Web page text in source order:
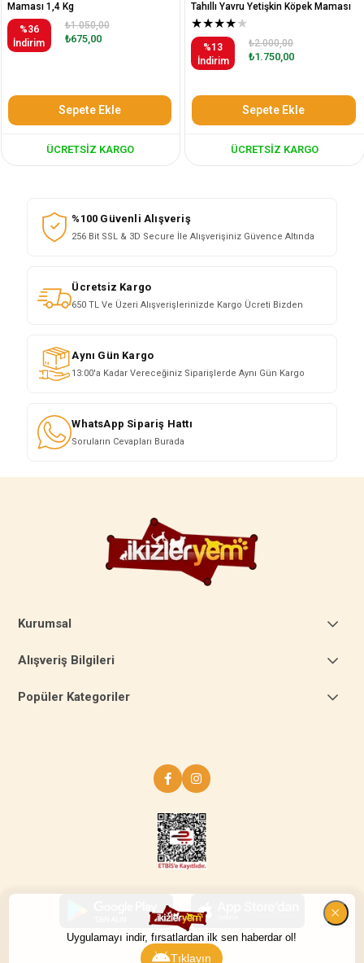
Maması 1,4 Kg
%36
İndirim
₺675,00
₺1.050,00
Sepete Ekle
ÜCRETSIZ KARGO
Tahıllı Yavru Yetişkin Köpek Maması
12 Kg
★★★★★
%13
İndirim
₺1.750,00
₺2.000,00
Sepete Ekle
ÜCRETSIZ KARGO
%100 Güvenli Alışveriş
256 Bit SSL & 3D Secure İle Alışverişiniz Güvence Altında
Ücretsiz Kargo
650 TL Ve Üzeri Alışverişlerinizde Kargo Ücreti Bizden
Aynı Gün Kargo
13:00'a Kadar Vereceğiniz Siparişlerde Aynı Gün Kargo
WhatsApp Sipariş Hattı
Soruların Cevapları Burada
Kurumsal
Alışveriş Bilgileri
Popüler Kategoriler
Uygulamayı indir, fırsatlardan ilk sen haberdar ol!
Tıklayın